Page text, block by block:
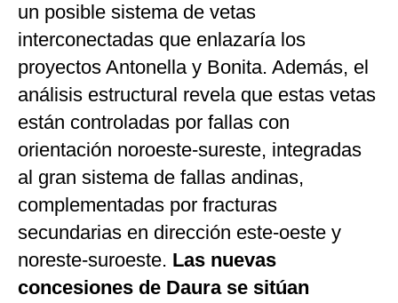
un posible sistema de vetas
interconectadas que enlazaría los
proyectos Antonella y Bonita. Además, el
análisis estructural revela que estas vetas
están controladas por fallas con
orientación noroeste-sureste, integradas
al gran sistema de fallas andinas,
complementadas por fracturas
secundarias en dirección este-oeste y
noreste-suroeste. Las nuevas
concesiones de Daura se sitúan